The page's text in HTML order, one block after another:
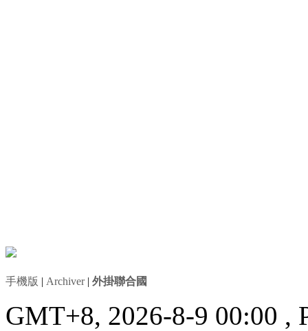
手機版 | Archiver| 外掛聯合國
GMT+8, 2026-8-9 00:00 ,